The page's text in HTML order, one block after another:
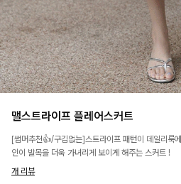
맬스트라이프 플레어스커트
[썸머추천👍/구김없는]스트라이프 패턴이 데일리룩
인이 발목을 더욱 가녀리게 보이게 해주는 스커트 !
개 리뷰